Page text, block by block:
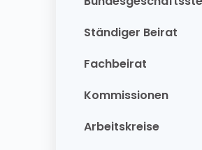
Ständiger Beirat
Fachbeirat
Kommissionen
Arbeitskreise